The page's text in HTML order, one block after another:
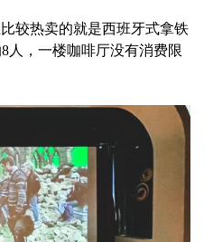
较热卖的就是西班牙式拿铁
8人，一楼咖啡厅没有消费限